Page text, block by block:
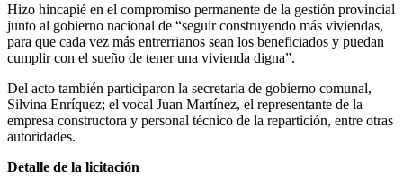
Hizo hincapié en el compromiso permanente de la gestión provincial
junto al gobierno nacional de “seguir construyendo más viviendas,
para que cada vez más entrerrianos sean los beneficiados y puedan
cumplir con el sueño de tener una vivienda digna”.
Del acto también participaron la secretaria de gobierno comunal,
Silvina Enríquez; el vocal Juan Martínez, el representante de la
empresa constructora y personal técnico de la repartición, entre otras
autoridades.
Detalle de la licitación